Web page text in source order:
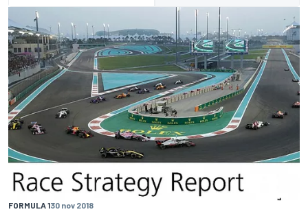
FORMULA 130 nov 2018